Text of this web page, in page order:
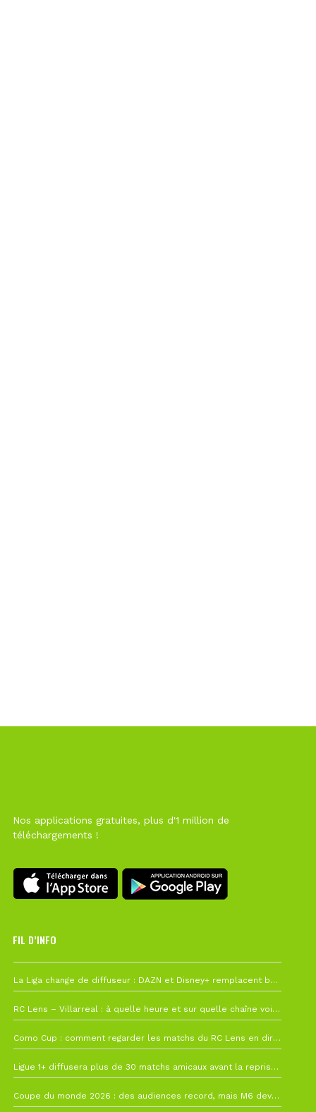
Nos applications gratuites, plus d'1 million de
téléchargements !
FIL D’INFO
La Liga change de diffuseur : DAZN et Disney+ remplacent beIN Sports !
RC Lens – Villarreal : à quelle heure et sur quelle chaîne voir la finale de la Como Cup ?
Como Cup : comment regarder les matchs du RC Lens en direct ?
Ligue 1+ diffusera plus de 30 matchs amicaux avant la reprise de la Ligue 1
Coupe du monde 2026 : des audiences record, mais M6 devrait perdre très gros !